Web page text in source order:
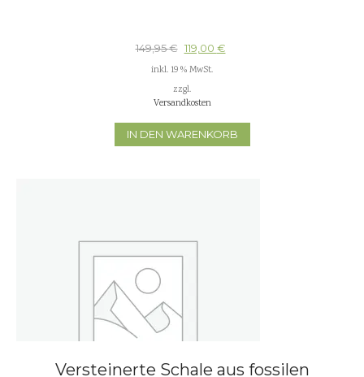
149,95€ 119,00 €
inkl. 19 % MwSt.
zzgl.
Versandkosten
IN DEN WARENKORB
Versteinerte Schale aus fossilen